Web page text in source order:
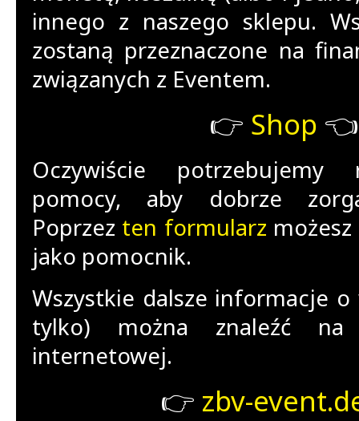
innego z naszego sklepu.
zostaną przeznaczone na
związanych z Eventem.
👉 Shop 👈
Oczywiście potrzebujemy
pomocy, aby dobrze
Poprzez ten formularz
jako pomocnik.
Wszystkie dalsze informacje
tylko) można znaleźć na
internetowej.
👉 zbv-